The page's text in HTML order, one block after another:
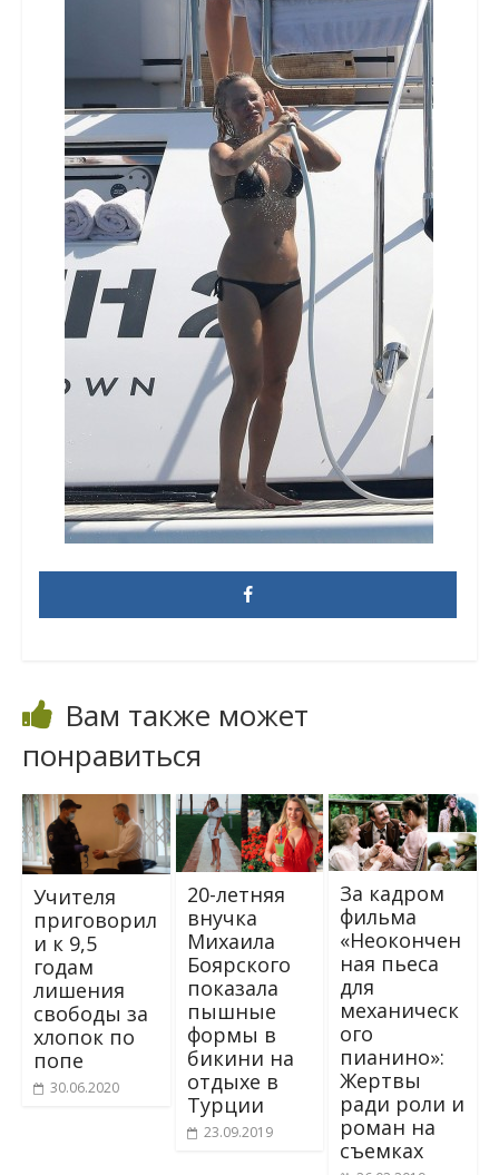
Вам также может
понравиться
Учителя
приговорил
и к 9,5
годам
лишения
свободы за
хлопок по
попе
30.06.2020
20-летняя
внучка
Михаила
Боярского
показала
пышные
формы в
бикини на
отдыхе в
Турции
23.09.2019
За кадром
фильма
«Неокончен
ная пьеса
для
механическ
ого
пианино»:
Жертвы
ради роли и
роман на
съемках